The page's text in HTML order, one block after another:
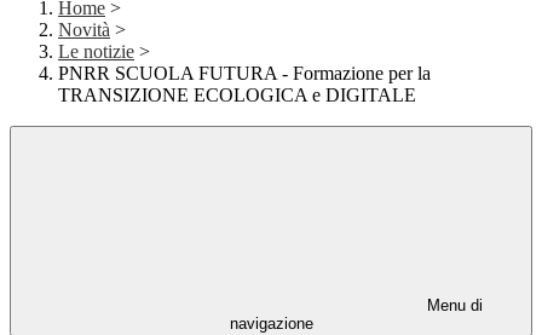
Home >
Novità >
Le notizie >
PNRR SCUOLA FUTURA - Formazione per la
TRANSIZIONE ECOLOGICA e DIGITALE
Menu di
navigazione